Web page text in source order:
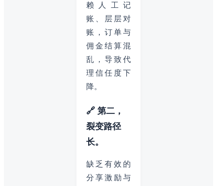
赖人工记
账、层层对
账，订单与
佣金结算混
乱，导致代
理信任度下
降。
🔗 第二，
裂变路径
长。
缺乏有效的
分享激励与